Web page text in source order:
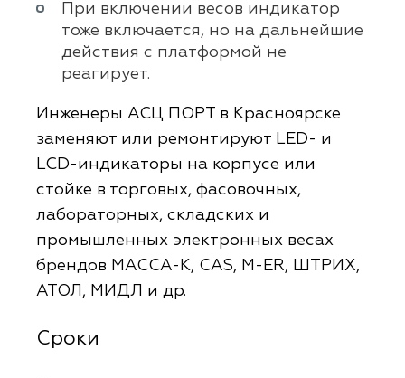
При включении весов индикатор
тоже включается, но на дальнейшие
действия с платформой не
реагирует.
Инженеры АСЦ ПОРТ в Красноярске
заменяют или ремонтируют LED- и
LCD-индикаторы на корпусе или
стойке в торговых, фасовочных,
лабораторных, складских и
промышленных электронных весах
брендов МАССА-К, CAS, M-ER, ШТРИХ,
АТОЛ, МИДЛ и др.
Сроки